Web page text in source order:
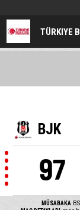
TÜRKIYE
BJK
97
MÜSABAKA